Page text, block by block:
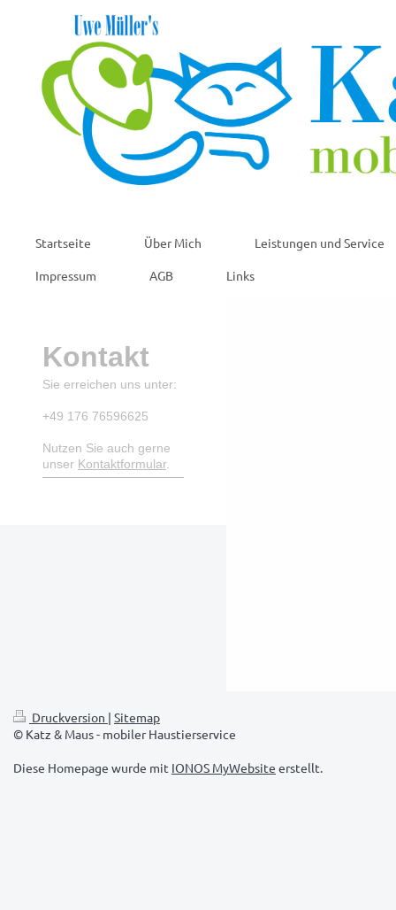
Startseite Über Mich Leistungen und Service
Impressum AGB Links
Kontakt
Sie erreichen uns unter:
+49 176 76596625
Nutzen Sie auch gerne
unser Kontaktformular.
Druckversion | Sitemap
© Katz & Maus - mobiler Haustierservice
Diese Homepage wurde mit IONOS MyWebsite erstellt.